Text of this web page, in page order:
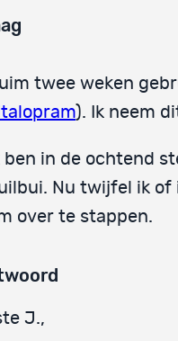
twee weken
). Ik neem
ben in de ochtend
Nu twijfel ik of
over te stappen.
J.,